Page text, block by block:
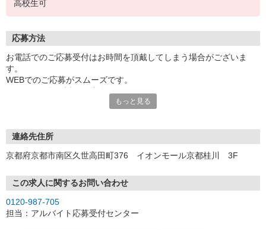
高校生可
応募方法
お電話でのご応募受付はお時間を頂戴してしまう場合がございま
す。
WEBでのご応募がスムーズです。
もっと見る
連絡先住所
京都府京都市南区久世高田町376 イオンモール京都桂川 3F
この求人に関するお問い合わせ
0120-987-705
担当：アルバイト応募受付センター